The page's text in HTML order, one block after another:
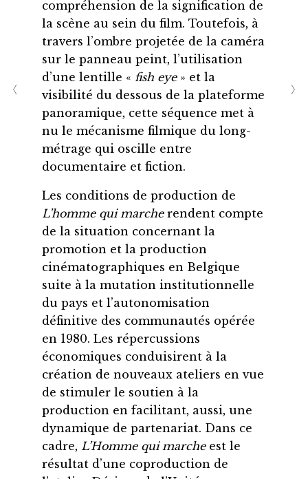
compréhension de la signification de
la scène au sein du film. Toutefois, à
travers l’ombre projetée de la caméra
sur le panneau peint, l’utilisation
d’une lentille « fish eye » et la
visibilité du dessous de la plateforme
panoramique, cette séquence met à
nu le mécanisme filmique du long-
métrage qui oscille entre
documentaire et fiction.
Les conditions de production de
L’homme qui marcherendent compte
de la situation concernant la
promotion et la production
cinématographiques en Belgique
suite à la mutation institutionnelle
du pays et l’autonomisation
définitive des communautés opérée
en 1980. Les répercussions
économiques conduisirent à la
création de nouveaux ateliers en vue
de stimuler le soutien à la
production en facilitant, aussi, une
dynamique de partenariat. Dans ce
cadre, L’Homme qui marcheest le
résultat d’une coproduction de